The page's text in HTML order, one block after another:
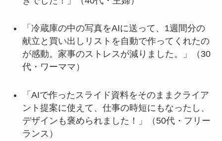
「冷蔵庫の中の写真をAIに送って、1週間分の
献立と買い出しリストを自動で作ってくれたの
が感動。家事のストレスが減りました。」（30
代・ワーママ）
「AIで作ったスライド資料をそのままクライア
ント提案に使えて、仕事の時短にもなったし、
デザインも褒められました！」（50代・フリー
ランス）